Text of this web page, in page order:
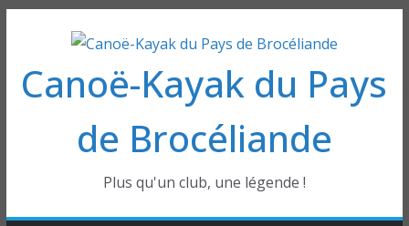
contenu
Canoë-Kayak du Pays
de Brocéliande
Plus qu'un club, une légende !